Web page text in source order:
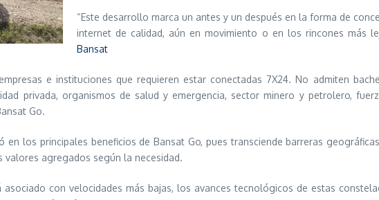
“Este desarrollo marca un antes y un después en la forma de
internet de calidad, aún en movimiento o en los rincones más
Bansat
e instituciones que requieren estar conectadas 7X24. No admiten
privada, organismos de salud y emergencia, sector minero y petrolero,
Go.
en los principales beneficios de Bansat Go, pues transciende barreras
agregados según la necesidad.
con velocidades más bajas, los avances tecnológicos de estas